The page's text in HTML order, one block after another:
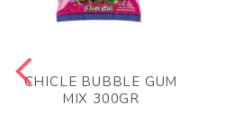
CHICLE BUBBLE GUM
MIX 300GR